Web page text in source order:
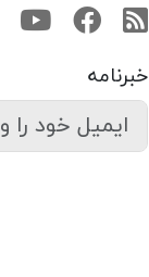
RSS فیسبوک
خبرنامه